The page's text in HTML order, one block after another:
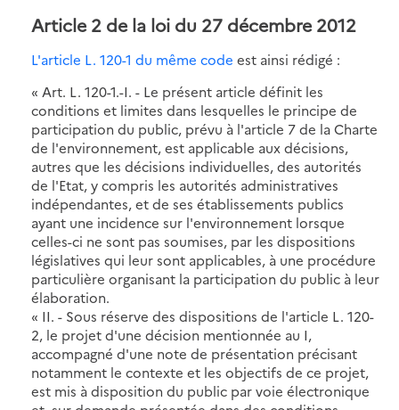
Article 2 de la loi du 27 décembre 2012
L'article L. 120-1 du même code est ainsi rédigé :
« Art. L. 120-1.-I. - Le présent article définit les
conditions et limites dans lesquelles le principe de
participation du public, prévu à l'article 7 de la Charte
de l'environnement, est applicable aux décisions,
autres que les décisions individuelles, des autorités
de l'Etat, y compris les autorités administratives
indépendantes, et de ses établissements publics
ayant une incidence sur l'environnement lorsque
celles-ci ne sont pas soumises, par les dispositions
législatives qui leur sont applicables, à une procédure
particulière organisant la participation du public à leur
élaboration.
« II. - Sous réserve des dispositions de l'article L. 120-
2, le projet d'une décision mentionnée au I,
accompagné d'une note de présentation précisant
notamment le contexte et les objectifs de ce projet,
est mis à disposition du public par voie électronique